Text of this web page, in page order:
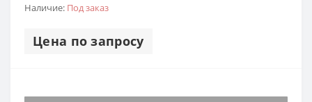
Наличие: Под заказ
Цена по запросу